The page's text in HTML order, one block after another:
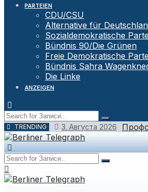
PARTEIEN
CDU/CSU
Alternative für
Sozialdemokratische
Bündnis 90/Die Grünen
Freie Demokratische
Bündnis Sahra
Die Linke
ANZEIGEN
TRENDING 3. Августа 2026